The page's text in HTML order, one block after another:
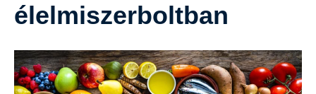
élelmiszerboltban